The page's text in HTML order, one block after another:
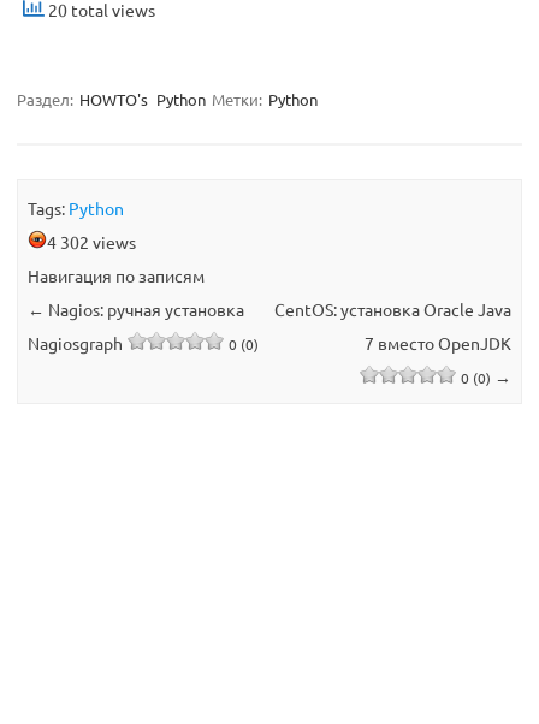
20 total views
Раздел: HOWTO's Python Метки: Python
Tags: Python
4 302 views
Навигация по записям
← Nagios: ручная установка
Nagiosgraph
0 (0)
CentOS: установка Oracle Java
7 вместо OpenJDK
0 (0) →